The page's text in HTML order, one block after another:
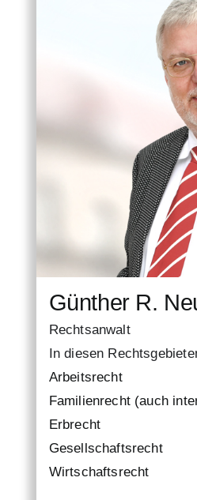
Günther R.
Rechtsanwalt
In diesen
Arbeitsrecht
Familienrecht (auch
Erbrecht
Gesellschaftsrecht
Wirtschaftsrecht